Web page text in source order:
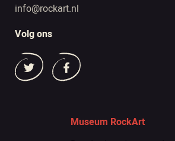
info@rockart.nl
Volg ons
Museum RockArt